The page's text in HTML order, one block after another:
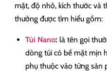
mặt, độ nhô, kích thước và
thường được tìm hiểu gồm:
Túi Nano: là tên gọi
dòng túi có bề mặt mịn
phụ thuộc vào từng sản